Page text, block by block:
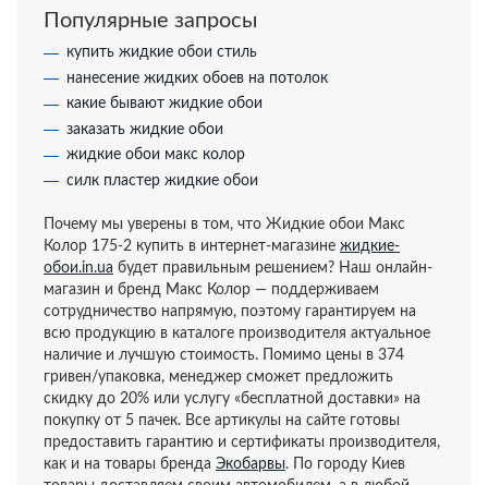
Популярные запросы
купить жидкие обои стиль
нанесение жидких обоев на потолок
какие бывают жидкие обои
заказать жидкие обои
жидкие обои макс колор
силк пластер жидкие обои
Почему мы уверены в том, что Жидкие обои Макс
Колор 175-2 купить в интернет-магазине жидкие-
обои.in.ua будет правильным решением? Наш онлайн-
магазин и бренд Макс Колор — поддерживаем
сотрудничество напрямую, поэтому гарантируем на
всю продукцию в каталоге производителя актуальное
наличие и лучшую стоимость. Помимо цены в 374
гривен/упаковка, менеджер сможет предложить
скидку до 20% или услугу «бесплатной доставки» на
покупку от 5 пачек. Все артикулы на сайте готовы
предоставить гарантию и сертификаты производителя,
как и на товары бренда Экобарвы. По городу Киев